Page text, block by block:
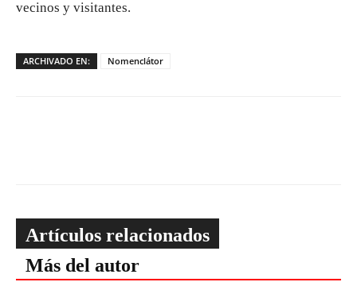
vecinos y visitantes.
ARCHIVADO EN: Nomenclátor
Artículos relacionados
Más del autor